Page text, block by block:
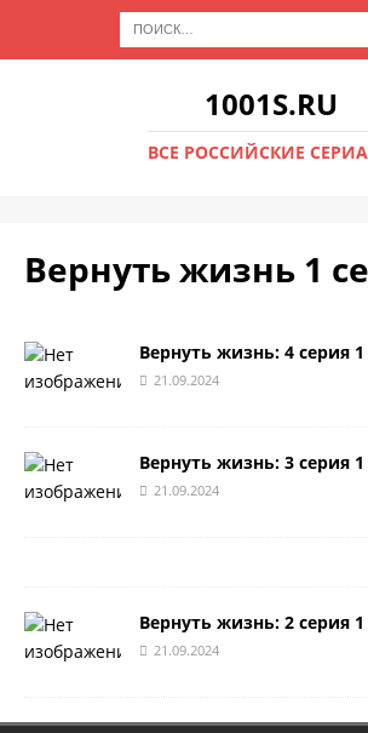
1001S.RU
ВСЕ РОССИЙСКИЕ
Вернуть жизнь 1
Вернуть жизнь: 4 серия 1
21.09.2024
Вернуть жизнь: 3 серия 1
21.09.2024
Вернуть жизнь: 2 серия 1
21.09.2024